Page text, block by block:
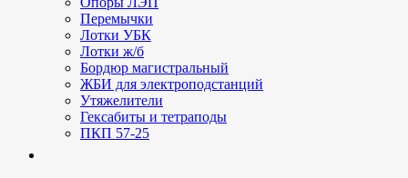
Перемычки
Лотки УБК
Лотки ж/б
Бордюр магистральный
ЖБИ для электроподстанций
Утяжелители
Гексабиты и тетраподы
ПКП 57-25